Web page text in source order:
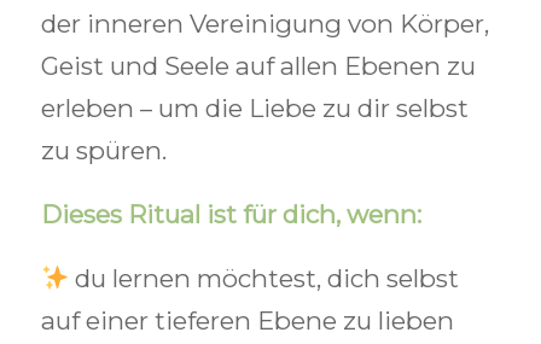
der inneren Vereinigung von Körper,
Geist und Seele auf allen Ebenen zu
erleben – um die Liebe zu dir selbst
zu spüren.
Dieses Ritual ist für dich, wenn:
du lernen möchtest, dich selbst
auf einer tieferen Ebene zu lieben